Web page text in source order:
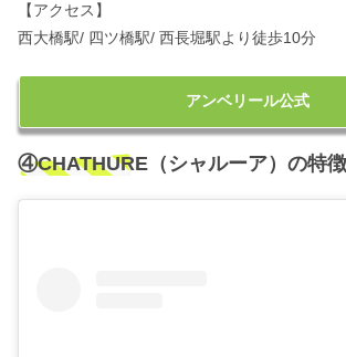
【アクセス】
西大橋駅/ 四ツ橋駅/ 西長堀駅より徒歩10分
アンベリール公式
④CHATHURE（シャルーア）の特